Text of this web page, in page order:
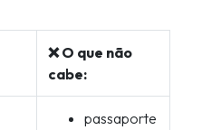
❌ O que não
cabe:
passaporte